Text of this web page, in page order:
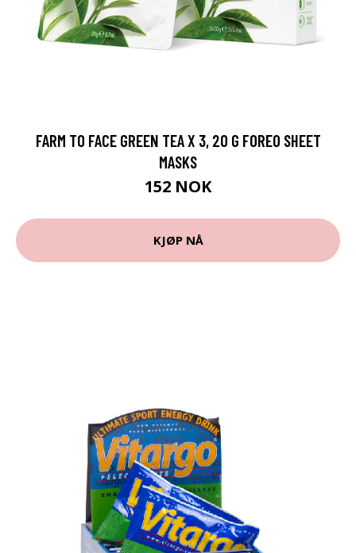
FARM TO FACE GREEN TEA X 3, 20 G FOREO SHEET
MASKS
152 NOK
KJØP NÅ